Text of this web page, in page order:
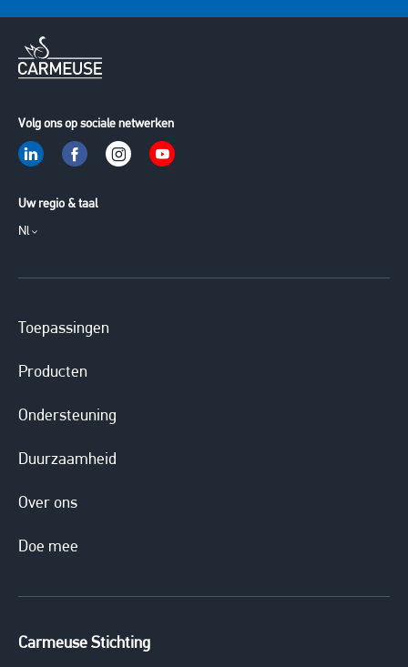
Volg ons op sociale netwerken
Uw regio & taal
Nl
Toepassingen
Producten
Ondersteuning
Duurzaamheid
Over ons
Doe mee
Carmeuse Stichting